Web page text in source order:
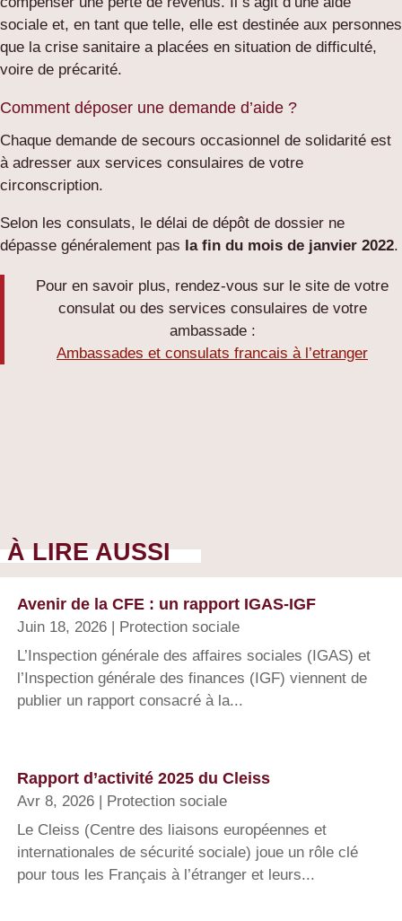
sociale et, en tant que telle, elle est destinée aux personnes
que la crise sanitaire a placées en situation de difficulté,
voire de précarité.
Comment déposer une demande d’aide ?
Chaque demande de secours occasionnel de solidarité est
à adresser aux services consulaires de votre
circonscription.
Selon les consulats, le délai de dépôt de dossier ne
dépasse généralement pas la fin du mois de janvier 2022.
Pour en savoir plus, rendez-vous sur le site de votre
consulat ou des services consulaires de votre
ambassade :
Ambassades et consulats francais à l’etranger
À LIRE AUSSI
Avenir de la CFE : un rapport IGAS-IGF
Juin 18, 2026
Protection sociale
L’Inspection générale des affaires sociales (IGAS) et
l’Inspection générale des finances (IGF) viennent de
publier un rapport consacré à la...
Rapport d’activité 2025 du Cleiss
Avr 8, 2026
Protection sociale
Le Cleiss (Centre des liaisons européennes et
internationales de sécurité sociale) joue un rôle clé
pour tous les Français à l’étranger et leurs...